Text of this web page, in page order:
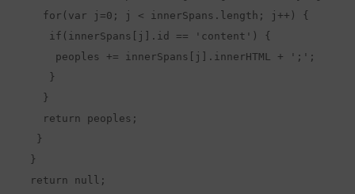
    for(var j=0; j < innerSpans.length; j++) {
     if(innerSpans[j].id == 'content') {
      peoples += innerSpans[j].innerHTML + ';';
     }
    }
    return peoples;
   }
  }
  return null;